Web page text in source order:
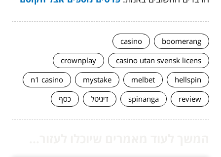
boomerang
casino
casino utan svensk licens
crownplay
hellspin
melbet
mystake
n1 casino
review
spinanga דיגיטל כסף